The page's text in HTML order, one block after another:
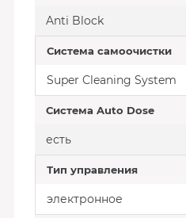
Anti Block
Система самоочистки
Super Cleaning System
Система Auto Dose
есть
Тип управления
электронное